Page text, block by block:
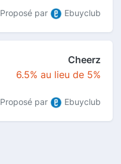
Proposé par Ebuyclub
Cheerz
6.5% au lieu de 5%
Proposé par Ebuyclub